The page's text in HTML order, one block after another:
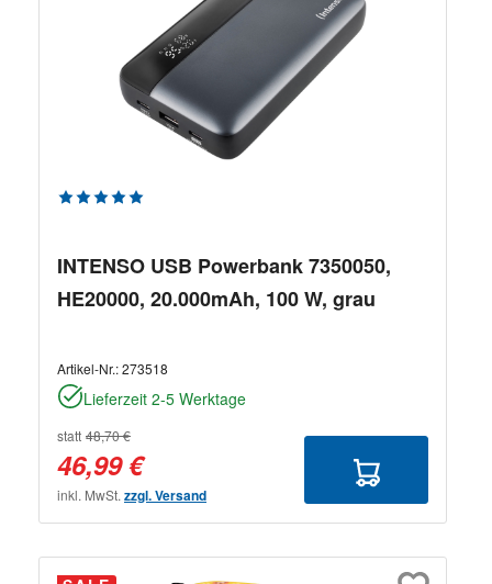
Durchschnittliche Bewertung von 5 von 5 Sternen
INTENSO USB Powerbank 7350050,
HE20000, 20.000mAh, 100 W, grau
Artikel-Nr.:273518
Lieferzeit 2-5 Werktage
statt 48,70 €
46,99 €
inkl. MwSt. zzgl. Versand